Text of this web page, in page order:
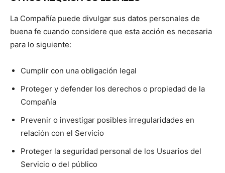
La Compañía puede divulgar sus datos personales de
buena fe cuando considere que esta acción es necesaria
para lo siguiente:
Cumplir con una obligación legal
Proteger y defender los derechos o propiedad de la
Compañía
Prevenir o investigar posibles irregularidades en
relación con el Servicio
Proteger la seguridad personal de los Usuarios del
Servicio o del público